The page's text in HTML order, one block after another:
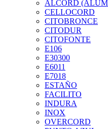
ALCORD
CELLOCORD
CITOBRONCE
CITODUR
CITOFONTE
E106
E30300
E6011
E7018
ESTAÑO
FACILITO
INDURA
INOX
OVERCORD